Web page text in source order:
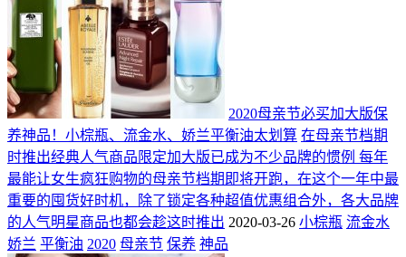
2020母亲节必买加大版保
养神品！小棕瓶、流金水、娇兰平衡油太划算 在母亲节档期
时推出经典人气商品限定加大版已成为不少品牌的惯例 每年
最能让女生疯狂购物的母亲节档期即将开跑，在这个一年中最
重要的囤货好时机，除了锁定各种超值优惠组合外，各大品牌
的人气明星商品也都会趁这时推出 2020-03-26 小棕瓶 流金水
娇兰 平衡油 2020 母亲节 保养 神品